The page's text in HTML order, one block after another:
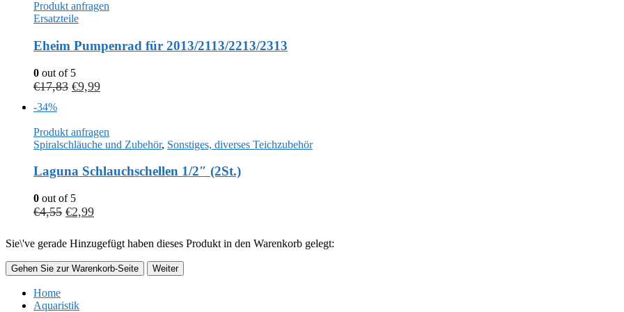
Produkt anfragen
Ersatzteile
Eheim Pumpenrad für 2013/2113/2213/2313
0 out of 5
€17,83 €9,99
-34%
Produkt anfragen
Spiralschläuche und Zubehör, Sonstiges, diverses Teichzubehör
Laguna Schlauchschellen 1/2″ (2St.)
0 out of 5
€4,55 €2,99
Sie\'ve gerade Hinzugefügt haben dieses Produkt in den Warenkorb gelegt:
Gehen Sie zur Warenkorb-Seite Weiter
Home
Aquaristik